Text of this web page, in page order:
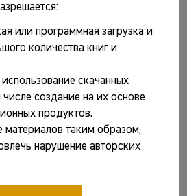
или программная загрузка и
количества книг и
скачанных
создание на их основе
продуктов.
материалов таким образом,
нарушение авторских